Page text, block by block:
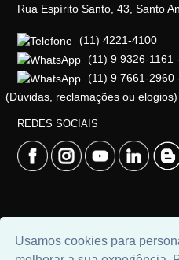
Usamos cookies para
Rua Espírito Santo, 43, Santo
(11) 4221-4100
(11) 9 9326-1161
(11) 9 7661-2960
(Dúvidas, reclamações ou elogios)
REDES SOCIAIS
© 2026 | Cinerama Imóveis |
Universal Software.